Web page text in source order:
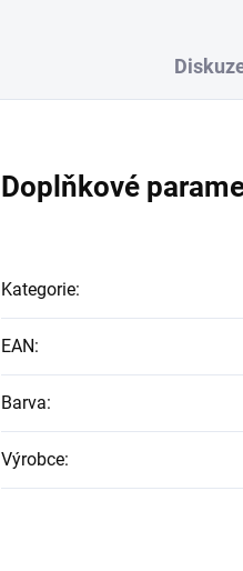
Doplňkové
Kategorie:
EAN:
Barva:
Výrobce: